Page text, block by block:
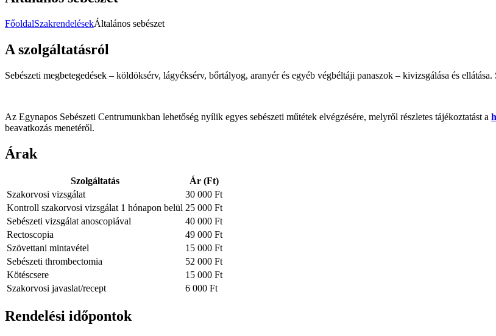
FőoldalSzakrendelésekÁltalános sebészet
A szolgáltatásról
Sebészeti megbetegedések – köldöksérv, lágyéksérv, bőrtályog, aranyér és egyéb végbéltáji panaszok – kivizsgálása és
Az Egynapos Sebészeti Centrumunkban lehetőség nyílik egyes sebészeti műtétek elvégzésére, melyről részletes tájékoztatást a
beavatkozás menetéről.
Árak
Szolgáltatás
Ár (Ft)
Szakorvosi vizsgálat
30 000 Ft
Kontroll szakorvosi vizsgálat 1 hónapon belül 25 000 Ft
Sebészeti vizsgálat anoscopiával
40 000 Ft
Rectoscopia
49 000 Ft
Szövettani mintavétel
15 000 Ft
Sebészeti thrombectomia
52 000 Ft
Kötéscsere
15 000 Ft
Szakorvosi javaslat/recept
6 000 Ft
Rendelési időpontok